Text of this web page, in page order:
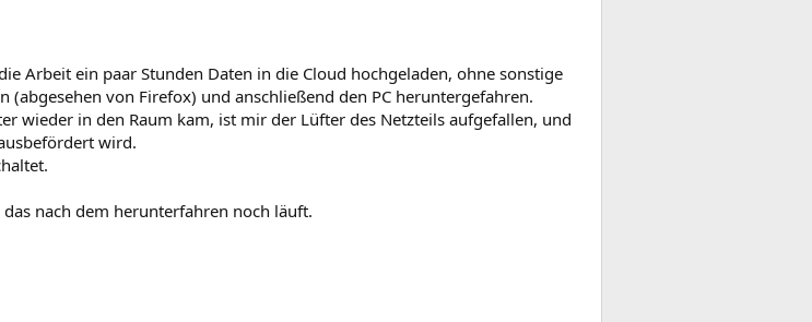
Arbeit ein paar Stunden Daten in die Cloud hochgeladen, ohne sonstige
(abgesehen von Firefox) und anschließend den PC heruntergefahren.
wieder in den Raum kam, ist mir der Lüfter des Netzteils aufgefallen, und
wird.
nach dem herunterfahren noch läuft.